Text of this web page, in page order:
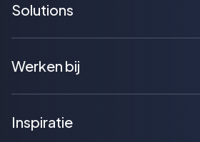
Solutions
Werken bij
Inspiratie